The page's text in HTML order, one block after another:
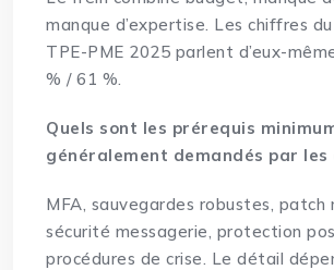
manque d’expertise. Les chiffres
TPE-PME 2025 parlent d’eux-
% / 61 %.
Quels sont les prérequis
généralement demandés par les
MFA, sauvegardes robustes, patch
sécurité messagerie, protection
procédures de crise. Le détail